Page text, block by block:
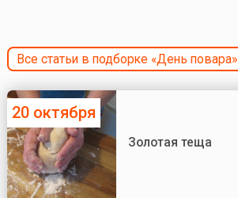
Все статьи в подборке «День повара»
20 октября
Золотая теща